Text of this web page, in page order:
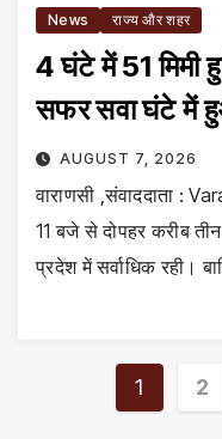
News राज्य और शहर
4 घंटे में 51 मिमी
सफर सवा घंटे में
AUGUST 7, 2026
वाराणसी ,संवाददाता :
11 बजे से दोपहर करीब
प्रदेश में सर्वाधिक रही।
Posts
1 2